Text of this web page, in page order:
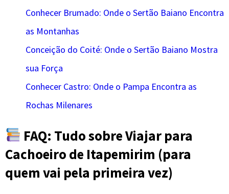
Conhecer Brumado: Onde o Sertão Baiano Encontra
as Montanhas
Conceição do Coité: Onde o Sertão Baiano Mostra
sua Força
Conhecer Castro: Onde o Pampa Encontra as
Rochas Milenares
FAQ: Tudo sobre Viajar para
Cachoeiro de Itapemirim (para
quem vai pela primeira vez)